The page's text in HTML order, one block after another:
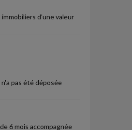
d'une valeur
pas été déposée
6 mois accompagnée